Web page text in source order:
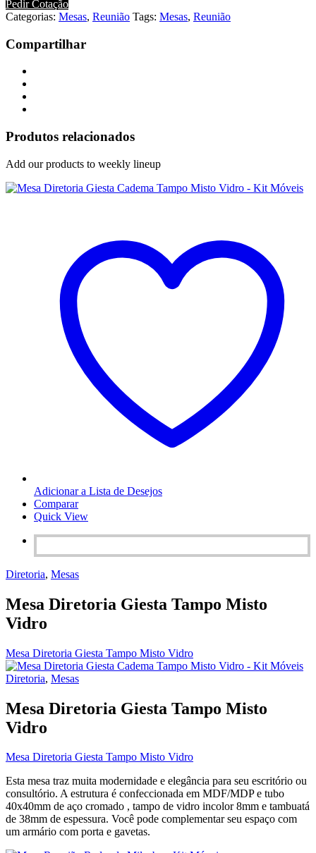
Pedir Cotação
Categorias: Mesas, Reunião Tags: Mesas, Reunião
Compartilhar
Produtos relacionados
Add our products to weekly lineup
Adicionar a Lista de Desejos
Comparar
Quick View
Diretoria, Mesas
Mesa Diretoria Giesta Tampo Misto
Vidro
Mesa Diretoria Giesta Tampo Misto Vidro
Diretoria, Mesas
Mesa Diretoria Giesta Tampo Misto
Vidro
Mesa Diretoria Giesta Tampo Misto Vidro
Esta mesa traz muita modernidade e elegância para seu escritório ou
consultório. A estrutura é confeccionada em MDF/MDP e tubo
40x40mm de aço cromado , tampo de vidro incolor 8mm e tambuatá
de 38mm de espessura. Você pode complementar seu espaço com
um armário com porta e gavetas.